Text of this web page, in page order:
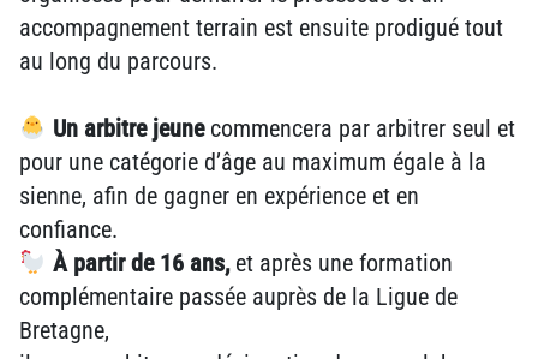
accompagnement terrain est ensuite prodigué tout
au long du parcours.
Un arbitre jeunecommencera par arbitrer seul et
pour une catégorie d’âge au maximum égale à la
sienne, afin de gagner en expérience et en
confiance.
À partir de 16 ans,et après une formation
complémentaire passée auprès de la Ligue de
Bretagne,